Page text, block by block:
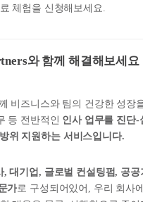
체험을 신청해보세요.
와 함께 해결해보세요
비즈니스와 팀의 건강한 성장
등 전반적인 인사 업무를 진단-
위 지원하는 서비스입니다.
, 대기업, 글로벌 컨설팅펌, 공공
가로 구성되어있어, 우리 회사